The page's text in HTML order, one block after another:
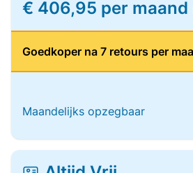
€ 406,95 per maand
Goedkoper na 7 retours per
Maandelijks opzegbaar